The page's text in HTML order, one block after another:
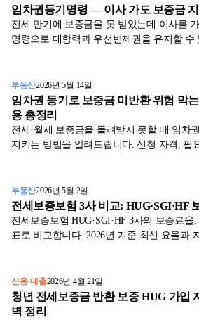
임차권등기명령 — 이사 가도 보증금 지
전세 만기에 보증금을 못 받았는데 이사를
명령으로 대항력과 우선변제권을 유지할 수
부동산2026년 5월 14일
임차권 등기로 보증금 미반환 위험 막
용 총정리
전세·월세 보증금을 돌려받지 못할 때 임차
지키는 방법을 알려드립니다. 신청 자격, 필
부동산2026년 5월 2일
전세보증보험 3사 비교: HUG·SGI·HF
전세보증보험 HUG·SGI·HF 3사의 보증료
표로 비교합니다. 2026년 기준 최신 요율과
신용·대출2026년 4월 21일
청년 전세보증금 반환 보증 HUG 가입
벽 정리